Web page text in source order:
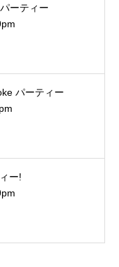
ーティー
パーティー
ー!